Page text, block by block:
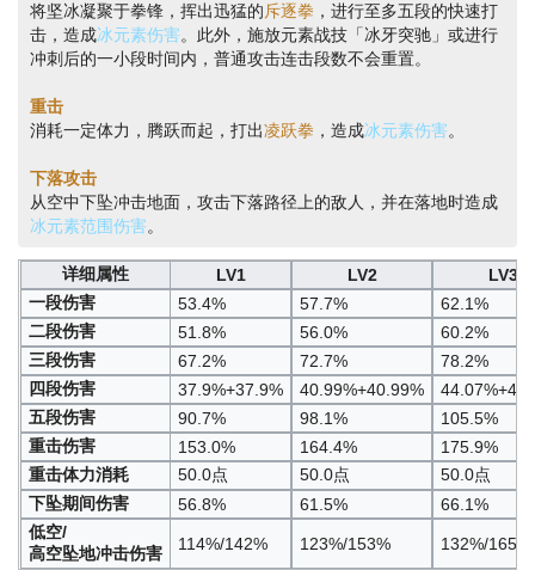
将坚冰凝聚于拳锋，挥出迅猛的斥逐拳 ，进行至多五段的快速打
击，造成冰元素伤害。此外，施放元素战技「冰牙突驰」或进行
冲刺后的一小段时间内，普通攻击连击段数不会重置。
重击
消耗一定体力，腾跃而起，打出凌跃拳 ，造成冰元素伤害。
下落攻击
从空中下坠冲击地面，攻击下落路径上的敌人，并在落地时造成
冰元素范围伤害。
详细属性 LV1 LV2
LV3
一段伤害
53.4% 57.7%
62.1%
二段伤害
51.8% 56.0%
60.2%
三段伤害
67.2% 72.7%
78.2%
四段伤害
37.9%+37.9% 40.99%+40.99%
五段伤害
90.7% 98.1%
105.5%
重击伤害
153.0% 164.4%
175.9%
重击体力消耗
50.0点 50.0点
50.0点
下坠期间伤害
56.8% 61.5%
66.1%
低空/
高空坠地冲击伤害
114%/142% 123%/153% 132%/165%